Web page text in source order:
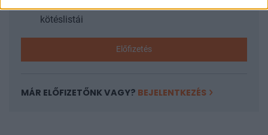
kötéslistái
Előfizetés
MÁR ELŐFIZETŐNK VAGY? BEJELENTKEZÉS